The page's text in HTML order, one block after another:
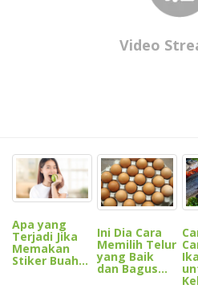
Video
Apa yang
Terjadi Jika
Memakan
Stiker Buah...
Ini Dia Cara
Memilih Telur
yang Baik
dan Bagus...